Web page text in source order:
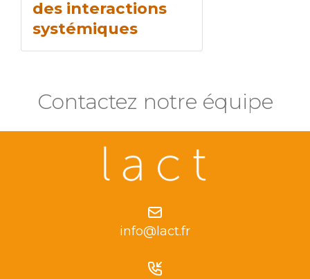
des interactions
systémiques
Contactez notre équipe
info@lact.fr